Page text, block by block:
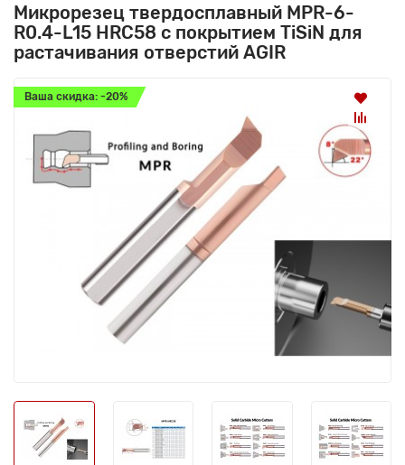
Микрорезец твердосплавный MPR-6-
R0.4-L15 HRC58 с покрытием TiSiN для
растачивания отверстий AGIR
Ваша скидка: -20%